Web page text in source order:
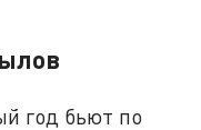
год бьют по